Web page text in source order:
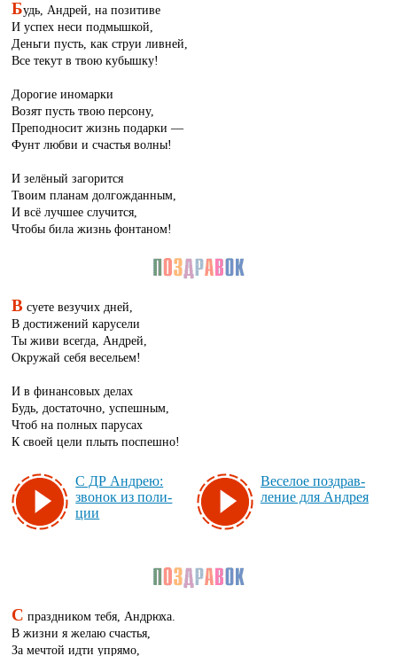
Будь, Андрей, на позитиве
И успех неси подмышкой,
Деньги пусть, как струи ливней,
Все текут в твою кубышку!
Дорогие иномарки
Возят пусть твою персону,
Преподносит жизнь подарки —
Фунт любви и счастья волны!
И зелёный загорится
Твоим планам долгожданным,
И всё лучшее случится,
Чтобы била жизнь фонтаном!
В суете везучих дней,
В достижений карусели
Ты живи всегда, Андрей,
Окружай себя весельем!
И в финансовых делах
Будь, достаточно, успешным,
Чтоб на полных парусах
К своей цели плыть поспешно!
С ДР Ан­дрею:
зво­нок из по­ли­
ции
Ве­се­лое поз­драв­
ле­ние для Ан­дрея
С праздником тебя, Андрюха.
В жизни я желаю счастья,
За мечтой идти упрямо,